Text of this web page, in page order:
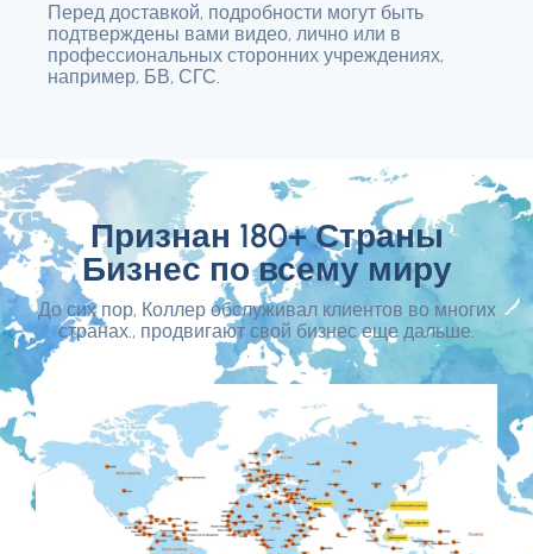
Перед доставкой, подробности могут быть
подтверждены вами видео, лично или в
профессиональных сторонних учреждениях,
например, БВ, СГС.
Признан 180+ Страны
Бизнес по всему миру
До сих пор, Коллер обслуживал клиентов во многих
странах., продвигают свой бизнес еще дальше.